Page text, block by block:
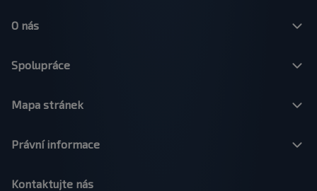
O nás
Spolupráce
Mapa stránek
Právní informace
Kontaktujte nás